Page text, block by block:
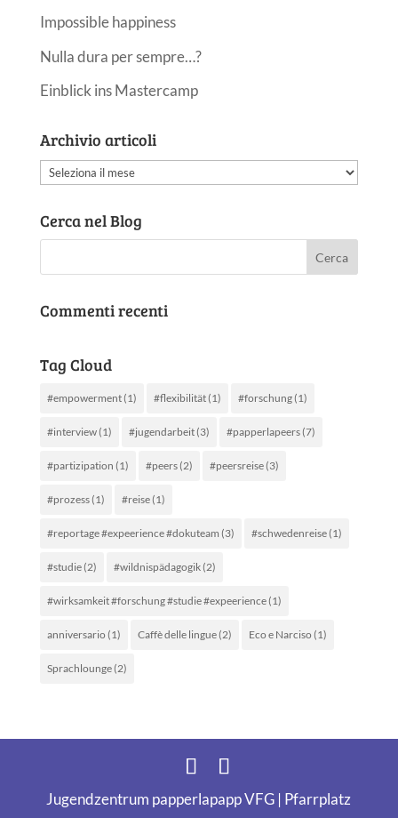
Impossible happiness
Nulla dura per sempre…?
Einblick ins Mastercamp
Archivio articoli
Archivio
Cerca nel Blog
Commenti recenti
Tag Cloud
#empowerment(1) #flexibilität(1) #forschung(1)
#interview(1) #jugendarbeit(3) #papperlapeers(7)
#partizipation (1) #peers(2) #peersreise(3)
#prozess(1) #reise(1)
#reportage #expeerience #dokuteam (3) #schwedenreise(1)
#studie(2) #wildnispädagogik(2)
#wirksamkeit #forschung #studie #expeerience(1)
anniversario (1) Caffè delle lingue(2) Eco e Narciso (1)
Sprachlounge(2)
Jugendzentrum papperlapapp VFG | Pfarrplatz